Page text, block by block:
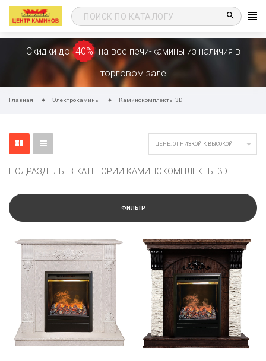
search
Скидки до 40% на все печи-камины из наличия в
торговом зале
Главная Электрокамины Каминокомплекты 3D
ЦЕНЕ: ОТ НИЗКОЙ К ВЫСОКОЙ 
ПОДРАЗДЕЛЫ В КАТЕГОРИИ КАМИНОКОМПЛЕКТЫ 3D
ФИЛЬТР